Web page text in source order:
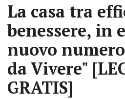
La casa tra
benessere, in
nuovo
da Vivere"
GRATIS]